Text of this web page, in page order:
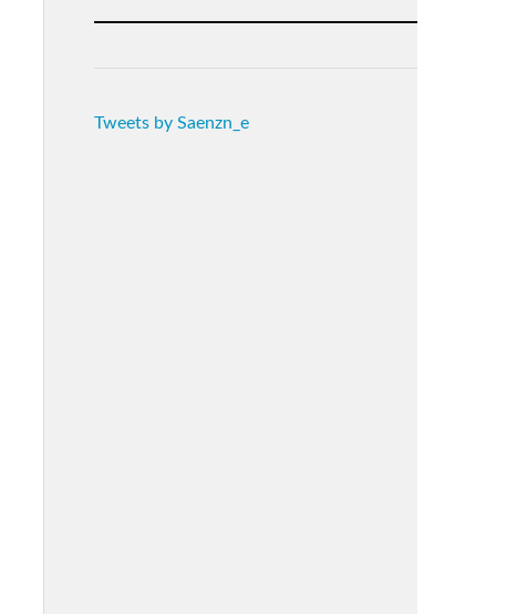
Tweets by Saenzn_e